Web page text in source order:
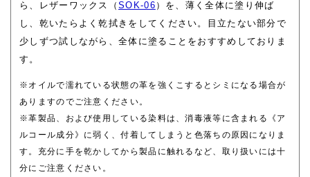
ら、レザーワックス（SOK-06 ）を、薄く全体に塗り伸ば
し、乾いたらよく乾拭きをしてください。目立たない部分で
少しずつ試しながら、全体に塗ることをおすすめしておりま
す。
※オイルで濡れている状態の革を強くこするとシミになる場合が
ありますのでご注意ください。
※革製品、および使用している染料は、消毒液等に含まれる《ア
ルコール成分》に弱く、付着してしまうと色落ちの原因になりま
す。充分に手を乾かしてから製品に触れるなど、取り扱いには十
分にご注意ください。